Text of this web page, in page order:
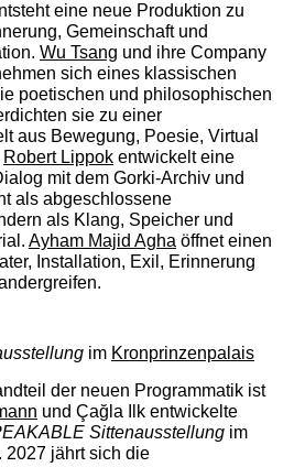
eine neue Produktion zu
Gemeinschaft und
Wu Tsang und ihre Company
sich eines klassischen
poetischen und philosophischen
sie zu einer
aus Bewegung, Poesie, Virtual
Robert Lippokentwickelt eine
mit dem Gorki-Archiv und
als abgeschlossene
als Klang, Speicher und
Ayham Majid Aghaöffnet einen
Installation, Exil, Erinnerung
im Kronprinzenpalais
der neuen Programmatik ist
und Çağla Ilk entwickelte
Sittenausstellungim
2027 jährt sich die